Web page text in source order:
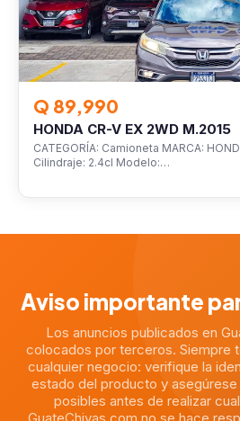
Q 89,990
HONDA CR-V EX 2WD M.2015
CATEGORÍA: Camioneta MARCA:
Cilindraje: 2.4cl Modelo:…
Aviso importante
Los anuncios publicados en
colocados por terceros. Siempre
cualquier negocio: verifique la
estado del producto y
posibles antes de realizar